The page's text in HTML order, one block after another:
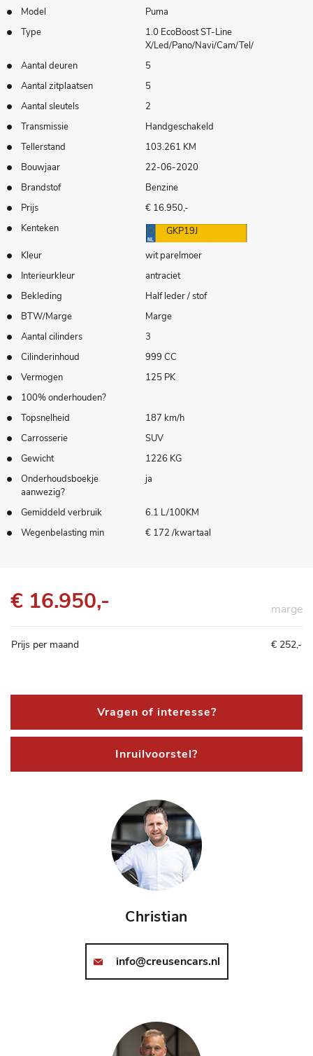
Model
Puma
Type
1.0 EcoBoost ST-Line
X/Led/Pano/Navi/Cam/Tel/
Aantal deuren
5
Aantal zitplaatsen
5
Aantal sleutels
2
Transmissie
Handgeschakeld
Tellerstand
103.261 KM
Bouwjaar
22-06-2020
Brandstof
Benzine
Prijs
€ 16.950,-
Kenteken
GKP19J
Kleur
wit parelmoer
Interieurkleur
antraciet
Bekleding
Half leder / stof
BTW/Marge
Marge
Aantal cilinders
3
Cilinderinhoud
999 CC
Vermogen
125 PK
100% onderhouden?
Topsnelheid
187 km/h
Carrosserie
SUV
Gewicht
1226 KG
Onderhoudsboekje
aanwezig?
ja
Gemiddeld verbruik
6.1 L/100KM
Wegenbelasting min
€ 172 /kwartaal
€ 16.950,- marge
Prijs per maand € 252,-
Vragen of interesse?
Inruilvoorstel?
Christian
info@creusencars.nl